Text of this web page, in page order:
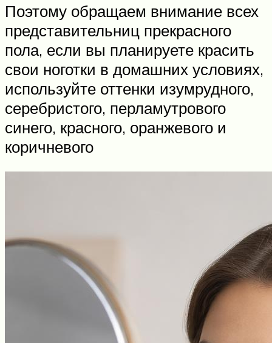
Поэтому обращаем внимание всех
представительниц прекрасного
пола, если вы планируете красить
свои ноготки в домашних условиях,
используйте оттенки изумрудного,
серебристого, перламутрового
синего, красного, оранжевого и
коричневого